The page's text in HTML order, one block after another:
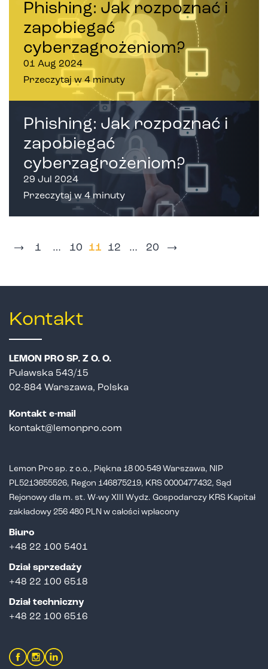
Phishing: Jak rozpoznać i
zapobiegać
cyberzagrożeniom?
01 Aug 2024
Przeczytaj w 4 minuty
Phishing: Jak rozpoznać i
zapobiegać
cyberzagrożeniom?
29 Jul 2024
Przeczytaj w 4 minuty
Stronicowanie
1 … 10 11 12 … 20
Kontakt
LEMON PRO SP. Z O. O.
Puławska 543/15
02-884 Warszawa, Polska
Kontakt e-mail
kontakt@lemonpro.com
Lemon Pro sp. z o.o., Piękna 18 00-549 Warszawa, NIP
PL5213655526, Regon 146875219, KRS 0000477432, Sąd
Rejonowy dla m. st. W-wy XIII Wydz. Gospodarczy KRS Kapitał
zakładowy 256 480 PLN w całości wpłacony
Biuro
+48 22 100 5401
Dział sprzedaży
+48 22 100 6518
Dział techniczny
+48 22 100 6516